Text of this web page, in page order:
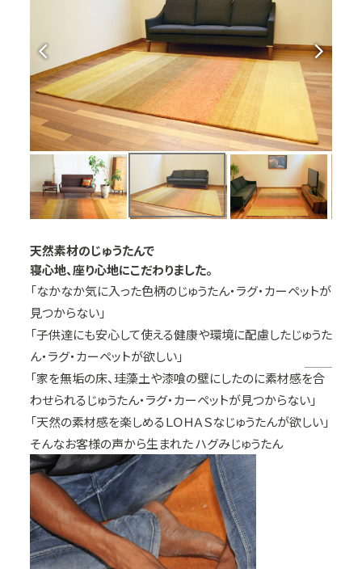
天然素材のじゅうたんで
寝心地、座り心地にこだわりました。
「なかなか気に入った色柄のじゅうたん・ラグ・カーペットが
見つからない」
「子供達にも安心して使える健康や環境に配慮したじゅうた
ん・ラグ・カーペットが欲しい」
「家を無垢の床、珪藻土や漆喰の壁にしたのに素材感を合
わせられるじゅうたん・ラグ・カーペットが見つからない」
「天然の素材感を楽しめるＬＯＨＡＳなじゅうたんが欲しい」
そんなお客様の声から生まれた ハグみじゅうたん